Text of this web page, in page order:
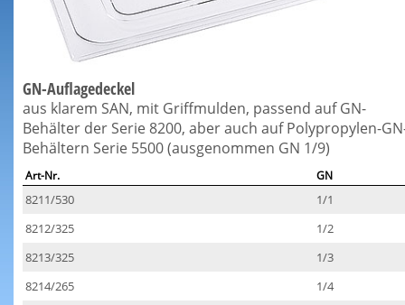
GN-Auflagedeckel
aus klarem SAN, mit Griffmulden, passend auf GN-
Behälter der Serie 8200, aber auch auf Polypropylen-
Behältern Serie 5500 (ausgenommen GN 1/9)
Art-Nr. GN
8211/530
1/1
8212/325
1/2
8213/325
1/3
8214/265
1/4